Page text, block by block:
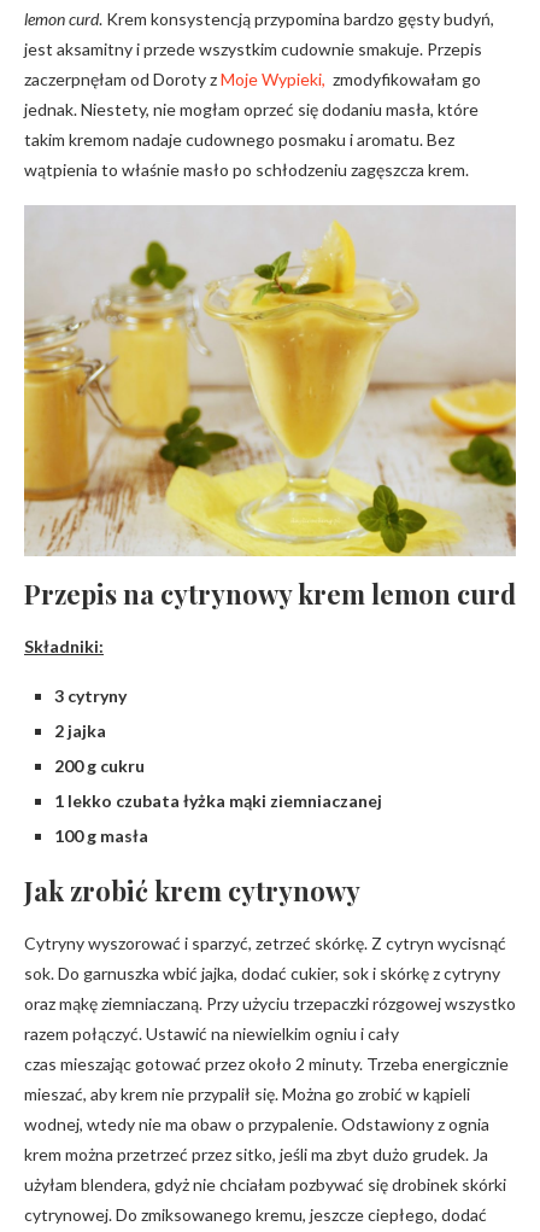
lemon curd. Krem konsystencją przypomina bardzo gęsty budyń,
jest aksamitny i przede wszystkim cudownie smakuje. Przepis
zaczerpnęłam od Doroty zMoje Wypieki, zmodyfikowałam go
jednak. Niestety, nie mogłam oprzeć się dodaniu masła, które
takim kremom nadaje cudownego posmaku i aromatu. Bez
wątpienia to właśnie masło po schłodzeniu zagęszcza krem.
Przepis na cytrynowy krem lemon curd
Składniki:
3 cytryny
2 jajka
200 g cukru
1 lekko czubata łyżka mąki ziemniaczanej
100 g masła
Jak zrobić krem cytrynowy
Cytryny wyszorować i sparzyć, zetrzeć skórkę. Z cytryn wycisnąć
sok. Do garnuszka wbić jajka, dodać cukier, sok i skórkę z cytryny
oraz mąkę ziemniaczaną. Przy użyciu trzepaczki rózgowej wszystko
razem połączyć. Ustawić na niewielkim ogniu i cały
czas mieszając gotować przez około 2 minuty. Trzeba energicznie
mieszać, aby krem nie przypalił się. Można go zrobić w kąpieli
wodnej, wtedy nie ma obaw o przypalenie. Odstawiony z ognia
krem można przetrzeć przez sitko, jeśli ma zbyt dużo grudek. Ja
użyłam blendera, gdyż nie chciałam pozbywać się drobinek skórki
cytrynowej. Do zmiksowanego kremu, jeszcze ciepłego, dodać